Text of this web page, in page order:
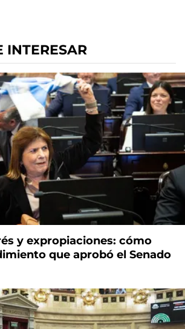
INTERESAR
y expropiaciones: cómo
que aprobó el Senado